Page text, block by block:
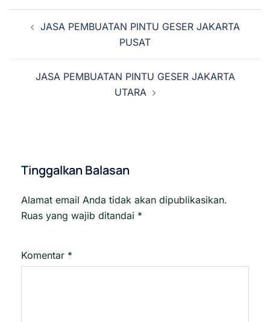
Navigasi
TulisanJASA PEMBUATAN PINTU GESER JAKARTA
PUSAT
JASA PEMBUATAN PINTU GESER JAKARTA
UTARA
Tinggalkan Balasan
Alamat email Anda tidak akan dipublikasikan.
Ruas yang wajib ditandai *
Komentar *